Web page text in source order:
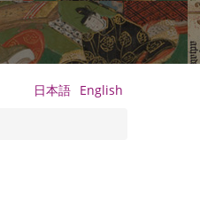
日本語 English